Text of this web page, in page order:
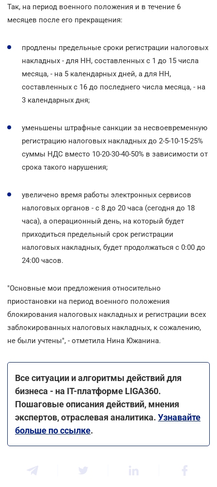
Так, на период военного положения и в течение 6
месяцев после его прекращения:
продлены предельные сроки регистрации налоговых
накладных - для НН, составленных с 1 до 15 числа
месяца, - на 5 календарных дней, а для НН,
составленных с 16 до последнего числа месяца, - на
3 календарных дня;
уменьшены штрафные санкции за несвоевременную
регистрацию налоговых накладных до 2-5-10-15-25%
суммы НДС вместо 10-20-30-40-50% в зависимости от
срока такого нарушения;
увеличено время работы электронных сервисов
налоговых органов - с 8 до 20 часа (сегодня до 18
часа), а операционный день, на который будет
приходиться предельный срок регистрации
налоговых накладных, будет продолжаться с 0:00 до
24:00 часов.
"Основные мои предложения относительно
приостановки на период военного положения
блокирования налоговых накладных и регистрации всех
заблокированных налоговых накладных, к сожалению,
не были учтены", - отметила Нина Южанина.
Все ситуации и алгоритмы действий для
бизнеса - на ІТ-платформе LIGA360.
Пошаговые описания действий, мнения
экспертов, отраслевая аналитика. Узнавайте
больше по ссылке.